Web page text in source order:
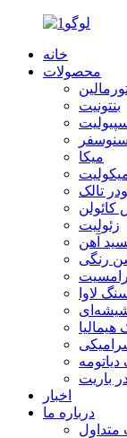
خانه
محصولات
بنتونیت
سنوسفر
میکا
تالک
زئولیت
آهن
رنگی
لاوا
باریت
اخبار
درباره ما
متداول